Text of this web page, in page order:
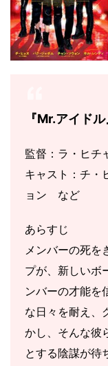
『Mr.アイドル
監督：ラ・ヒチ
キャスト：チ・
ョン など
あらすじ
メンバーの死を
プが、新しいボ
ンバーの才能を
な日々を耐え、
かし、そんな彼
とする陰謀が待